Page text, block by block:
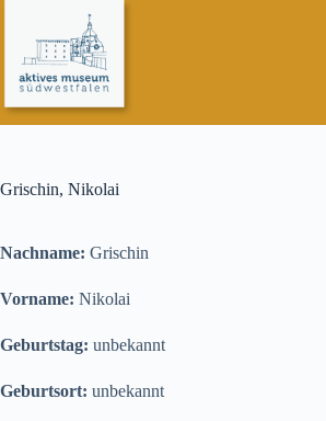
springen
Grischin, Nikolai
Nachname: Grischin
Vorname: Nikolai
Geburtstag: unbekannt
Geburtsort: unbekannt